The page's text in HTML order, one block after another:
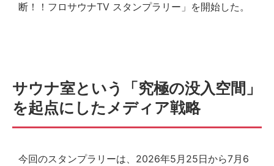
断！！フロサウナTV スタンプラリー」を開始した。
サウナ室という「究極の没入空間」
を起点にしたメディア戦略
今回のスタンプラリーは、2026年5月25日から7月6